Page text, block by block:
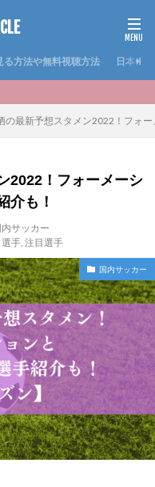
る方法や無料視聴方法 日本代表
の最新予想スタメン2022！フォ
2022！フォーメーシ
介も！
内サッカー
手, 注目選手
国内サッカー